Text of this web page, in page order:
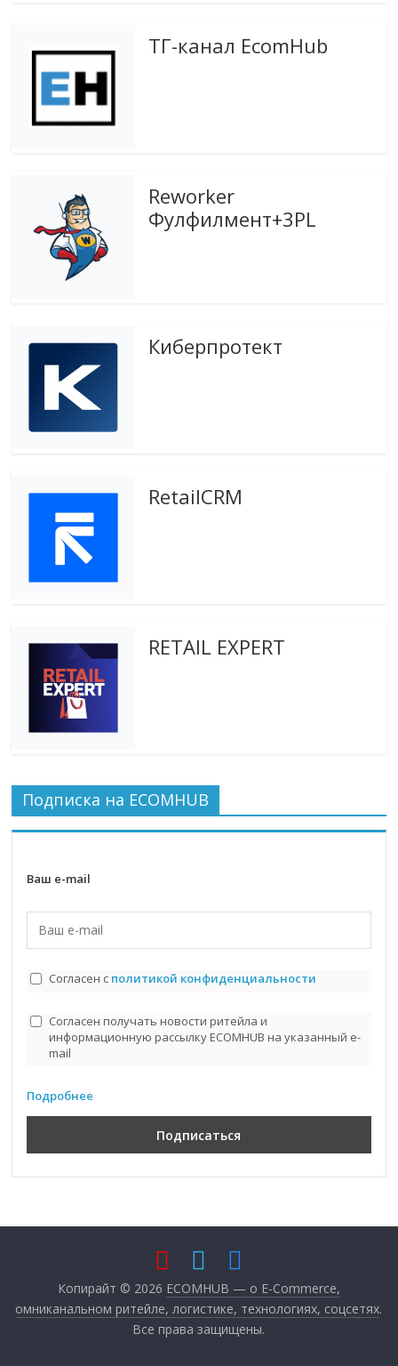
Сеть
меняет
жизнь
людей
изменения
читателем.
ТГ-канал EcomHub
Reworker
Фулфилмент+3PL
Киберпротект
RetailCRM
RETAIL EXPERT
Подписка на ECOMHUB
Ваш e-mail
Согласен с политикой конфиденциальности
Согласен получать новости ритейла и
информационную рассылку ECOMHUB на указанный e-
mail
Подробнее
Копирайт © 2026 ECOMHUB — о E-Commerce,
омниканальном ритейле, логистике, технологиях, соцсетях.
Все права защищены.